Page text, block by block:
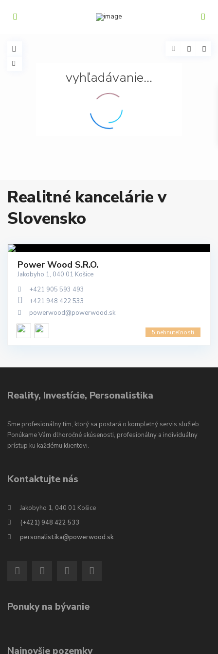
vyhľadávanie...
Realitné kancelárie v
Slovensko
Power Wood S.r.o.
Jakobyho 1, 040 01 Košice
+421 905 593 493
+421 948 422 533
powerwood@powerwood.sk
5 nehnuteľnosti
Reality, Investície, Personalistika
Sme profesionálny tím, ktorý sa postará o kompletný servis služieb.
Ponúkame Vám dlhoročné skúsenosti, profesionálny a individuálny
prístup ku každému klientovi.
Kontaktujte nás
Jakobyho 1, 040 01 Košice
(+421) 948 422 533
personalistika@powerwood.sk
Ponuky na bývanie
Najnovšie pozemky